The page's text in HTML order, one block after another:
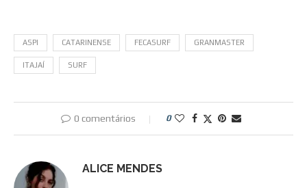
ASPI CATARINENSE FECASURF GRANMASTER
ITAJAÍ SURF
0 comentários 0
ALICE MENDES